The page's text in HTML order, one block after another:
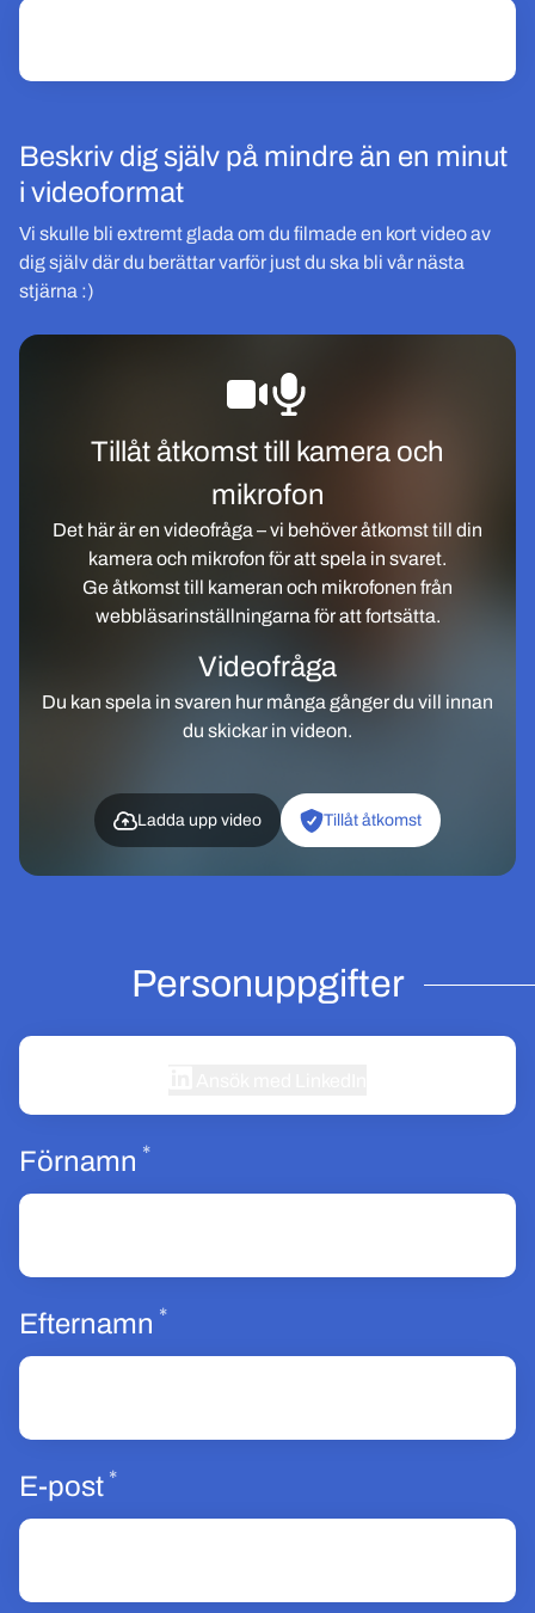
Beskriv dig själv på mindre än en minut
i videoformat
Vi skulle bli extremt glada om du filmade en kort video av
dig själv där du berättar varför just du ska bli vår nästa
stjärna :)
Tillåt åtkomst till kamera och
mikrofon
Det här är en videofråga – vi behöver åtkomst till din
kamera och mikrofon för att spela in svaret.
Ge åtkomst till kameran och mikrofonen från
webbläsarinställningarna för att fortsätta.
Videofråga
Du kan spela in svaren hur många gånger du vill innan
du skickar in videon.
Ladda upp video Tillåt åtkomst
Personuppgifter
Förnamn *Obligatoriskt
Efternamn *Obligatoriskt
E-post *Obligatoriskt